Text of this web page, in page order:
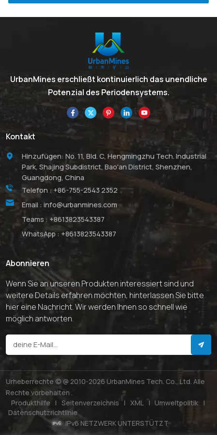
UrbanMines erschließt kontinuierlich das unendliche
Potenzial des Periodensystems.
Kontakt
Hinzufügen: No. 11, Bld. C, Hengmingzhu Tech. Industrial
Park, Shajing Subdistrict, Bao'an District, Shenzhen,
Guangdong, China
Telefon : +86-755-2543 2352
Email : info@urbanmines.com
Teams : +8613823543387
WhatsApp : +8613823543387
Abonnieren
Wenn Sie an unseren Produkten interessiert sind und
weitere Details erfahren möchten, hinterlassen Sie bitte
hier eine Nachricht. Wir werden Ihnen so schnell wie
möglich antworten.
Urheberrechte © @ 2010-2026 UrbanMines Tech. Co., Ltd. Alle
Rechte vorbehalten .
Produkthilfe | Seitenverzeichnis | XML | Umweltpolitik |
Datenschutzrichtlinie
IPv6 NETZWERK UNTERSTÜTZT